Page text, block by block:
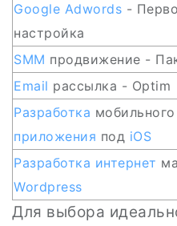
Google Adwords -
настройка
SMM продвижение -
Email рассылка - Optim
Разработка мобильного
приложения под iOS
Разработка интернет
Wordpress
Для выбора